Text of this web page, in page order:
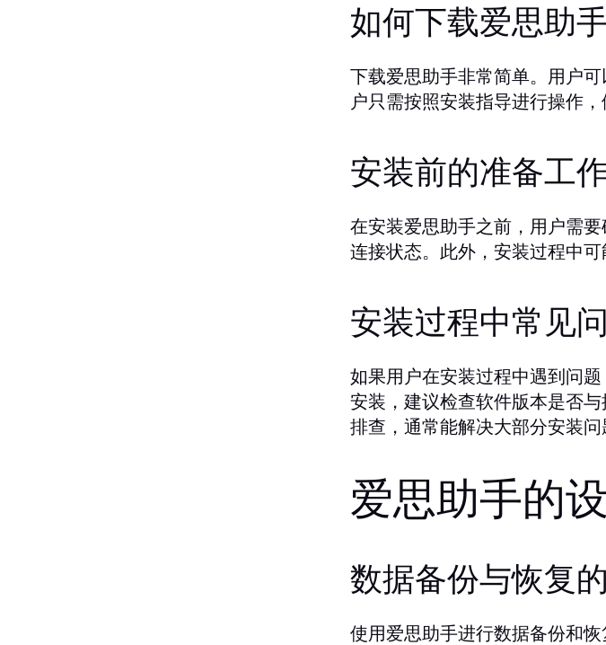
如何下载爱思助
下载爱思助手非常简单。用户
户只需按照安装指导进行操作，
安装前的准备工
在安装爱思助手之前，用户需
连接状态。此外，安装过程中
安装过程中常见
如果用户在安装过程中遇到问
安装，建议检查软件版本是否
排查，通常能解决大部分安装问
爱思助手的
数据备份与恢复
使用爱思助手进行数据备份和